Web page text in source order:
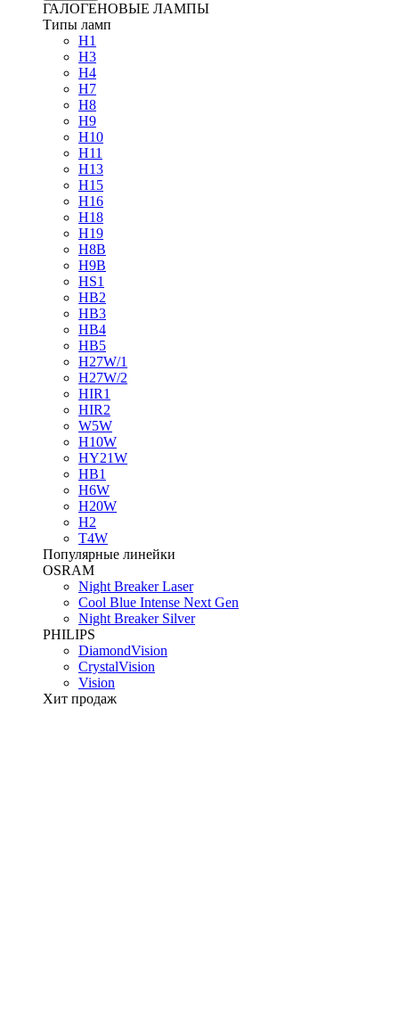
ГАЛОГЕНОВЫЕ ЛАМПЫ
Типы ламп
H1
H3
H4
H7
H8
H9
H10
H11
H13
H15
H16
H18
H19
H8B
H9B
HS1
HB2
HB3
HB4
HB5
H27W/1
H27W/2
HIR1
HIR2
W5W
H10W
HY21W
HB1
H6W
H20W
H2
T4W
Популярные линейки
OSRAM
Night Breaker Laser
Cool Blue Intense Next Gen
Night Breaker Silver
PHILIPS
DiamondVision
CrystalVision
Vision
Хит продаж